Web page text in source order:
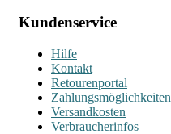
Kundenservice
Hilfe
Kontakt
Retourenportal
Zahlungsmöglichkeiten
Versandkosten
Verbraucherinfos